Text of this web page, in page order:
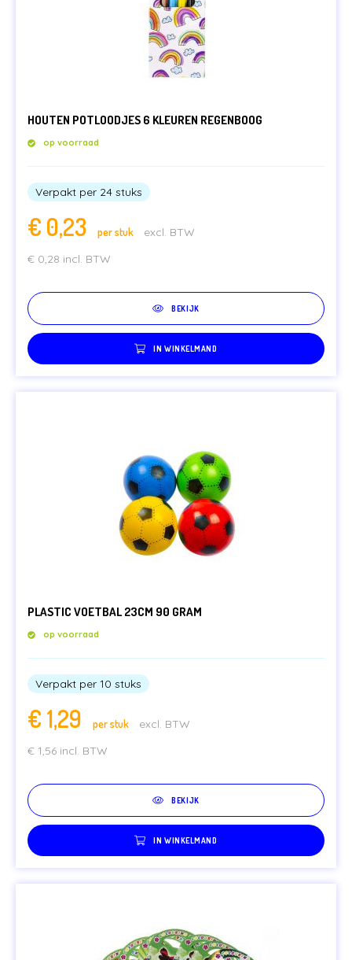
HOUTEN POTLOODJES 6 KLEUREN REGENBOOG
op voorraad
Verpakt per 24 stuks
€ 0,23 per stuk
excl. BTW
€ 0,28 incl. BTW
BEKIJK
IN WINKELMAND
PLASTIC VOETBAL 23CM 90 GRAM
op voorraad
Verpakt per 10 stuks
€ 1,29 per stuk
excl. BTW
€ 1,56 incl. BTW
BEKIJK
IN WINKELMAND